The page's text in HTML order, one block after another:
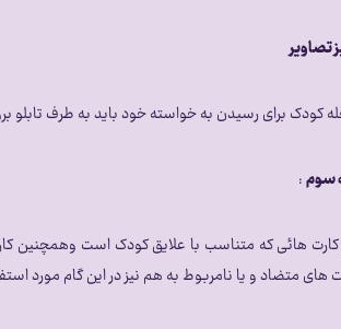
تصاویر
کودک برای رسیدن به خواسته خود باید به طرف تابلو برود
سوم:
کارت هائی که متناسب با علایق کودک است وهمچنین
های متضاد و یا نامربوط به هم نیز در این گام